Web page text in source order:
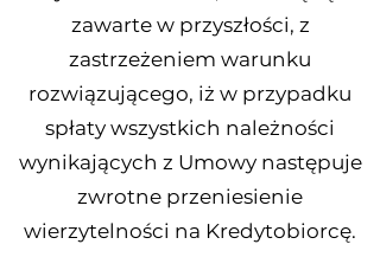
zawarte w przyszłości, z
zastrzeżeniem warunku
rozwiązującego, iż w przypadku
spłaty wszystkich należności
wynikających z Umowy następuje
zwrotne przeniesienie
wierzytelności na Kredytobiorcę.